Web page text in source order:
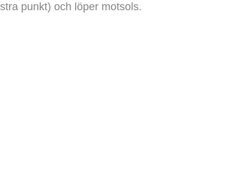
punkt) och löper motsols.